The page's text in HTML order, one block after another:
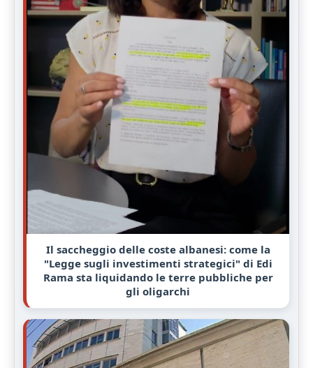
Il saccheggio delle coste albanesi: come la
"Legge sugli investimenti strategici" di Edi
Rama sta liquidando le terre pubbliche per
gli oligarchi